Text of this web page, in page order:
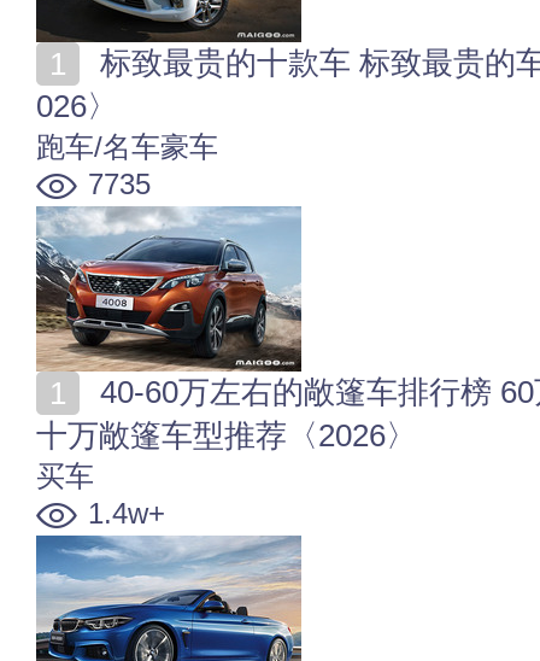
026〉
跑车/名车豪车
7735
十万敞篷车型推荐〈2026〉
买车
1.4w+